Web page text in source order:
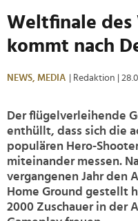
Weltfinale des
kommt nach
NEWS, MEDIA | Redaktion |
Der flügelverleihende
enthüllt, dass sich die
populären Hero-
miteinander messen.
vergangenen Jahr den
Home Ground gestellt
2000 Zuschauer in der